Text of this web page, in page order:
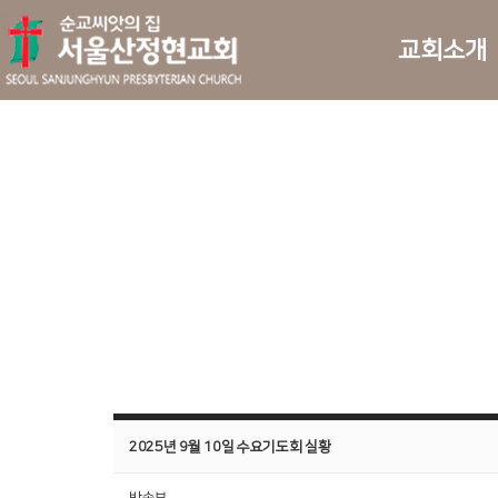
교회소개
2025년 9월 10일 수요기도회 실황